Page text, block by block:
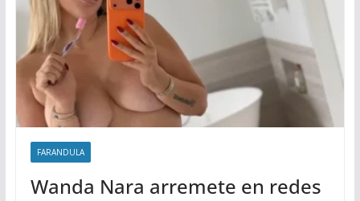
FARANDULA
Wanda Nara arremete en redes